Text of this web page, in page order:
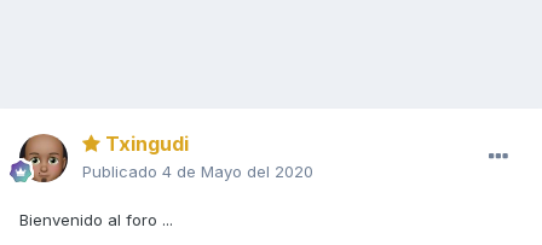
Txingudi
Publicado 4 de Mayo del 2020
Bienvenido al foro ...